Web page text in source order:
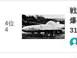
4位
4